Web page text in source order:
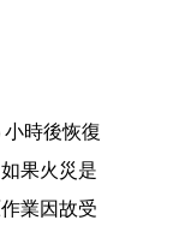
時後恢復
果火災是
業因故受